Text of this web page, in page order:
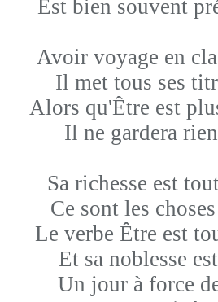
Est bien souvent
Avoir voyage en
Il met tous ses
Alors qu'Être est
Il ne gardera
Sa richesse est
Ce sont les
Le verbe Être est
Et sa noblesse
Un jour à force